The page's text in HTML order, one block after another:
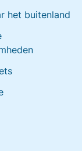
het buitenland